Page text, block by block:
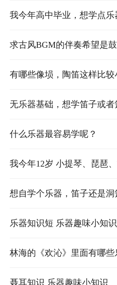
种类?
我今年高中毕业，想学点
便宜，吉他？古筝？电子
求古风BGM的伴奏希望是
到少点的，不要一个乐器到
有哪些像埙，陶笛这样比较
无乐器基础，想学笛子或
呗，还有笛子贴膜麻烦不？
什么乐器最容易学呢？
我今年12岁 小提琴、琵琶
好？
想自学个乐器，笛子还是洞
乐器知识短 乐器趣味小知识
林海的《欢沁》里面有哪些
外…… 最好详细点…… 还有
聂耳知识 乐器趣味小知识